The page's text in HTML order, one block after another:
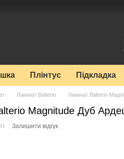
Плінтус Підкладка
Ламінат Balterio Ламінат Balterio
Magnitude Дуб
Залишити відгук